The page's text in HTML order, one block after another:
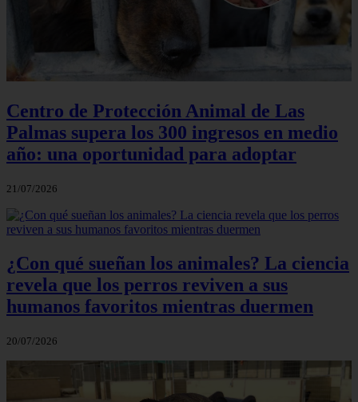
Centro de Protección Animal de Las
Palmas supera los 300 ingresos en medio
año: una oportunidad para adoptar
21/07/2026
¿Con qué sueñan los animales? La ciencia
revela que los perros reviven a sus
humanos favoritos mientras duermen
20/07/2026